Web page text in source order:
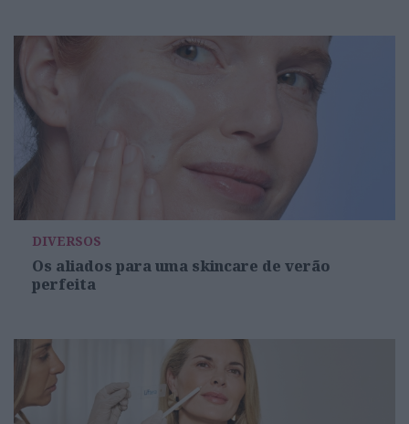
DIVERSOS
Os aliados para uma skincare de verão
perfeita